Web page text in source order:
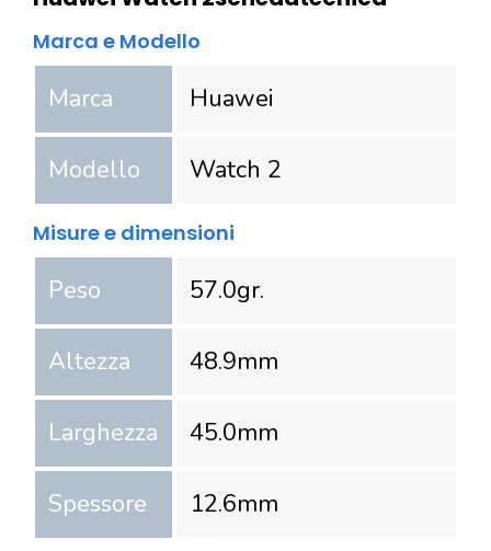
Marca e Modello
Marca Huawei
Modello Watch 2
Misure e dimensioni
Peso 57.0gr.
Altezza 48.9mm
Larghezza 45.0mm
Spessore 12.6mm